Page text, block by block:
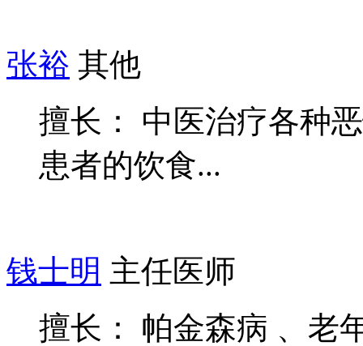
张裕 其他
擅长： 中医治疗各种
患者的饮食...
钱士明 主任医师
擅长： 帕金森病 、老